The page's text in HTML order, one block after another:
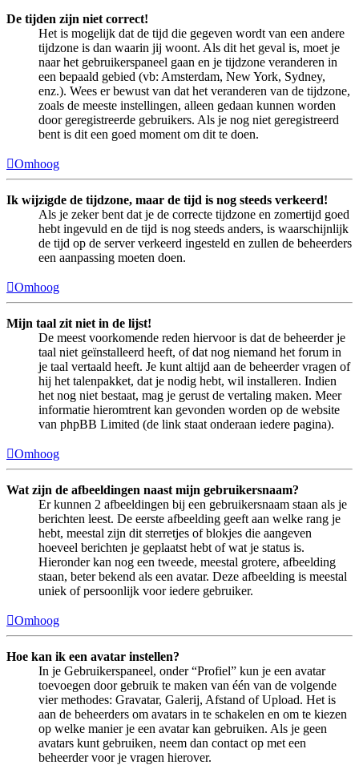
De tijden zijn niet correct!
Het is mogelijk dat de tijd die gegeven wordt van een andere
tijdzone is dan waarin jij woont. Als dit het geval is, moet je
naar het gebruikerspaneel gaan en je tijdzone veranderen in
een bepaald gebied (vb: Amsterdam, New York, Sydney,
enz.). Wees er bewust van dat het veranderen van de tijdzone,
zoals de meeste instellingen, alleen gedaan kunnen worden
door geregistreerde gebruikers. Als je nog niet geregistreerd
bent is dit een goed moment om dit te doen.
Omhoog
Ik wijzigde de tijdzone, maar de tijd is nog steeds verkeerd!
Als je zeker bent dat je de correcte tijdzone en zomertijd goed
hebt ingevuld en de tijd is nog steeds anders, is waarschijnlijk
de tijd op de server verkeerd ingesteld en zullen de beheerders
een aanpassing moeten doen.
Omhoog
Mijn taal zit niet in de lijst!
De meest voorkomende reden hiervoor is dat de beheerder je
taal niet geïnstalleerd heeft, of dat nog niemand het forum in
je taal vertaald heeft. Je kunt altijd aan de beheerder vragen of
hij het talenpakket, dat je nodig hebt, wil installeren. Indien
het nog niet bestaat, mag je gerust de vertaling maken. Meer
informatie hieromtrent kan gevonden worden op de website
van phpBB Limited (de link staat onderaan iedere pagina).
Omhoog
Wat zijn de afbeeldingen naast mijn gebruikersnaam?
Er kunnen 2 afbeeldingen bij een gebruikersnaam staan als je
berichten leest. De eerste afbeelding geeft aan welke rang je
hebt, meestal zijn dit sterretjes of blokjes die aangeven
hoeveel berichten je geplaatst hebt of wat je status is.
Hieronder kan nog een tweede, meestal grotere, afbeelding
staan, beter bekend als een avatar. Deze afbeelding is meestal
uniek of persoonlijk voor iedere gebruiker.
Omhoog
Hoe kan ik een avatar instellen?
In je Gebruikerspaneel, onder “Profiel” kun je een avatar
toevoegen door gebruik te maken van één van de volgende
vier methodes: Gravatar, Galerij, Afstand of Upload. Het is
aan de beheerders om avatars in te schakelen en om te kiezen
op welke manier je een avatar kan gebruiken. Als je geen
avatars kunt gebruiken, neem dan contact op met een
beheerder voor je vragen hierover.